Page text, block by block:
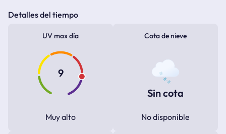
Detalles del tiempo
UV max día
9
Muy alto
Cota de nieve
Sin cota
No disponible